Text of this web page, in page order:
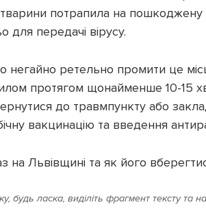
потрапила на пошкоджену
для передачі вірусу.
негайно ретельно промити це
протягом щонайменше 10-15
до травмпункту або
вакцинацію та введення
на Львівщині та як його
ласка, виділіть фрагмент тексту та